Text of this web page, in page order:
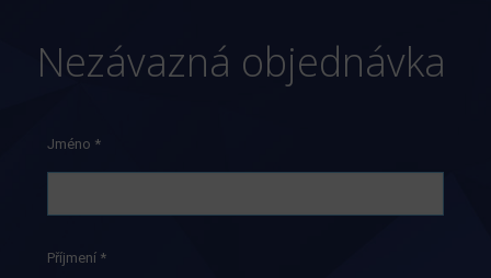
Nezávazná objednávka
Jméno *
Příjmení *